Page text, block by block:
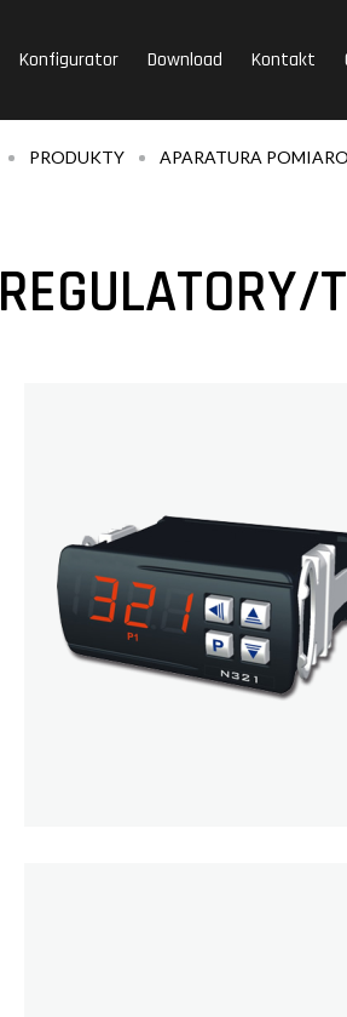
Konfigurator Download Kontakt
PRODUKTY APARATURA
REGULATORY/